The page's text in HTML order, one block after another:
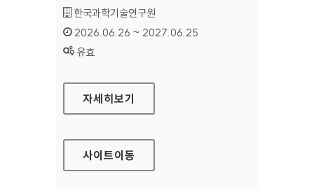
기관명 :
한국과학기술연구원
인증기간 :
2026.06.26 ~ 2027.06.25
상태 :
유효
서울바이오허브
자세히보기
사이트이동